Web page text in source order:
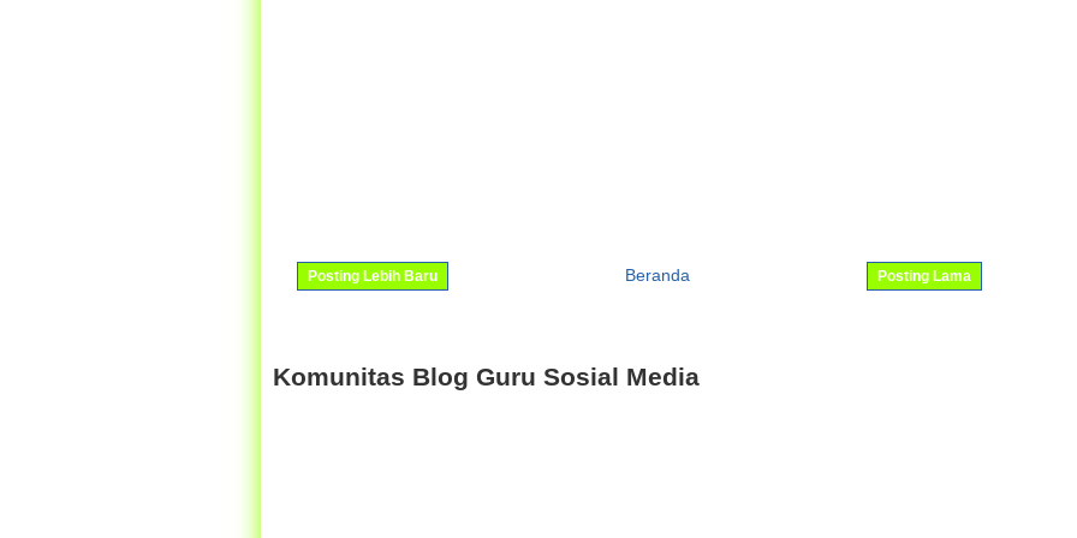
Posting Lebih Baru Posting Lama
Beranda
Komunitas Blog Guru Sosial Media